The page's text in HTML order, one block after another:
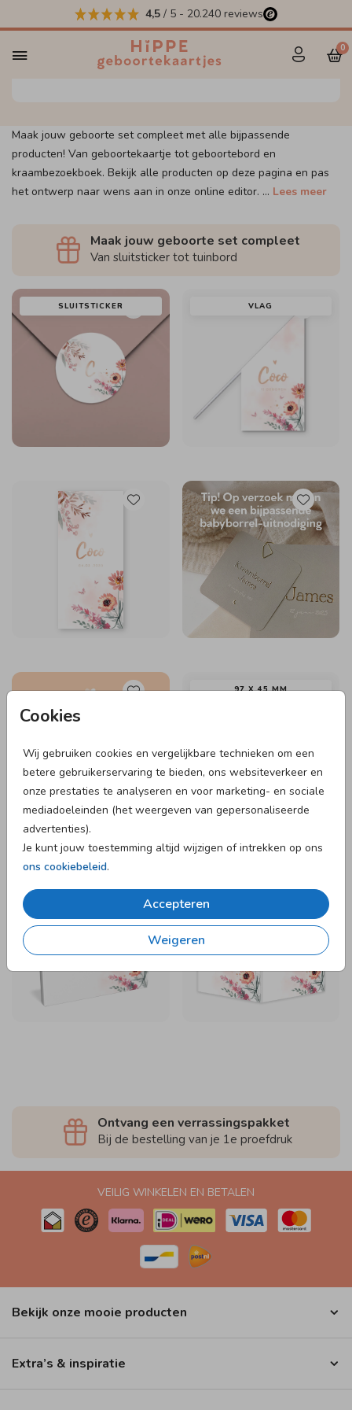
4,5 / 5 - 20.240 reviews
0
Cookies
Wij gebruiken cookies en vergelijkbare technieken om een
betere gebruikerservaring te bieden, ons websiteverkeer en
onze prestaties te analyseren en voor marketing- en sociale
mediadoeleinden (het weergeven van gepersonaliseerde
advertenties).
Je kunt jouw toestemming altijd wijzigen of intrekken op ons
ons cookiebeleid.
Accepteren
Weigeren
Maak jouw set compleet
Maak jouw geboorte set compleet met alle bijpassende
producten! Van geboortekaartje tot geboortebord en
kraambezoekboek. Bekijk alle producten op deze pagina en pas
het ontwerp naar wens aan in onze online editor. ... Lees meer
Maak jouw geboorte set compleet
Van sluitsticker tot tuinbord
SLUITSTICKER VLAG
97 X 45 MM
INVULPAGINA'S
Ontvang een verrassingspakket
Bij de bestelling van je 1e proefdruk
VEILIG WINKELEN EN BETALEN
Bekijk onze mooie producten
Extra’s & inspiratie